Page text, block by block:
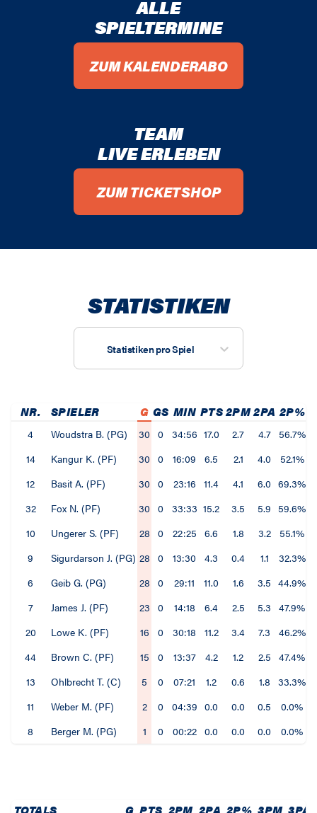
ALLE
SPIELTERMINE
ZUM KALENDERABO
TEAM
LIVE ERLEBEN
ZUM TICKETSHOP
STATISTIKEN
Statistiken pro Spiel
NR. SPIELER G GS MIN PTS2PM2PA 2P%
4 Woudstra B. (PG) 30 0 34:56 17.0 2.7 4.7 56.7%
14
Kangur K. (PF) 30 0 16:09 6.5 2.1 4.0 52.1%
12
Basit A. (PF) 30 0 23:16 11.4 4.1 6.0 69.3%
32
Fox N. (PF) 30 0 33:33 15.2 3.5 5.9 59.6%
10
Ungerer S. (PF) 28 0 22:25 6.6 1.8 3.2 55.1%
9
Sigurdarson J. (PG) 28 0 13:30 4.3 0.4 1.1 32.3%
6
Geib G. (PG) 28 0 29:11 11.0 1.6 3.5 44.9%
7
James J. (PF) 23 0 14:18 6.4 2.5 5.3 47.9%
20
Lowe K. (PF) 16 0 30:18 11.2 3.4 7.3 46.2%
44
Brown C. (PF) 15 0 13:37 4.2 1.2 2.5 47.4%
13
Ohlbrecht T. (C) 5 0 07:21 1.2 0.6 1.8 33.3%
11
Weber M. (PF) 2 0 04:39 0.0 0.0 0.5 0.0%
8
Berger M. (PG) 1 0 00:22 0.0 0.0 0.0 0.0%
TOTALS G PTS 2PM 2PA 2P% 3PM 3PA